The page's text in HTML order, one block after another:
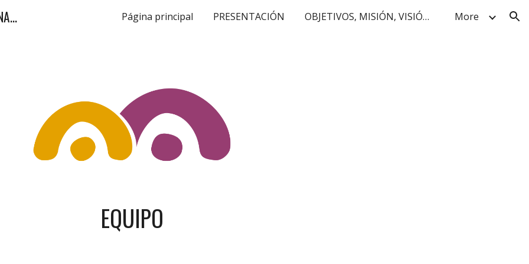
to main content Skip to navigation
Centro de inserción sociolaboral AGRODINAMO Página principal PRESENTACIÓN OBJETIVOS, MISIÓN, VISIÓN Y VALORES More
EQUIPO